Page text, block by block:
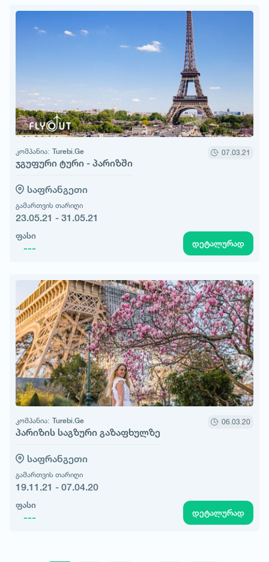
კომპანია: Turebi.Ge
ჯგუფური ტური - პარიზში
07.03.21
საფრანგეთი
გამართვის თარიღი
23.05.21 - 31.05.21
ფასი
--- დეტალურად
კომპანია: Turebi.Ge
პარიზის საგზური გაზაფხულზე
06.03.20
საფრანგეთი
გამართვის თარიღი
19.11.21 - 07.04.20
ფასი
--- დეტალურად